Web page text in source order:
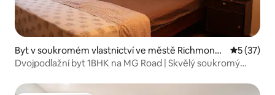
Byt v soukromém vlastnictví ve městě Richmond
Town
Průměrné
5 (37)
Dvojpodlažní byt 1BHK na MG Road | Skvělý soukromý